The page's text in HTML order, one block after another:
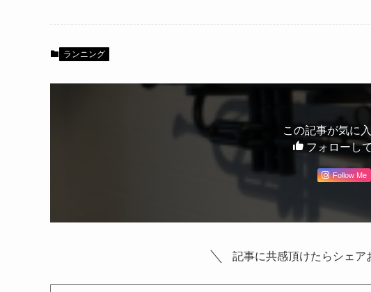
ランニング
この記事が気に
フォローし
Follow Me
記事に共感頂けたらシェア